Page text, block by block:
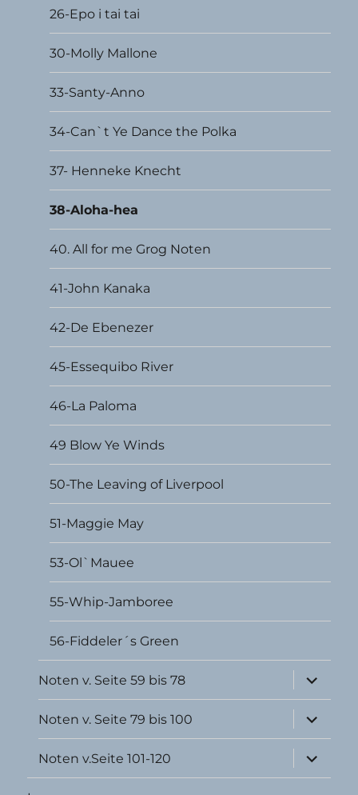
26-Epo i tai tai
30-Molly Mallone
33-Santy-Anno
34-Can`t Ye Dance the Polka
37- Henneke Knecht
38-Aloha-hea
40. All for me Grog Noten
41-John Kanaka
42-De Ebenezer
45-Essequibo River
46-La Paloma
49 Blow Ye Winds
50-The Leaving of Liverpool
51-Maggie May
53-Ol`Mauee
55-Whip-Jamboree
56-Fiddeler´s Green
Noten v. Seite 59 bis 78
öffnen
Noten v. Seite 79 bis 100
öffnen
Noten v.Seite 101-120
öffnen